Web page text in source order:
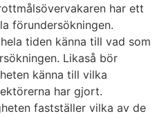
har ett
förundersökningen.
tiden känna till vad som
Likaså bör
känna till vilka
har gjort.
fastställer vilka av de